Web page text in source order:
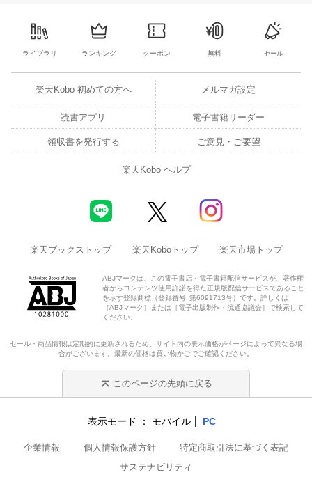
ライブラリ ランキング クーポン 無料 セール
楽天Kobo 初めての方へ メルマガ設定
読書アプリ 電子書籍リーダー
領収書を発行する ご意見・ご要望
楽天Kobo ヘルプ
楽天ブックストップ 楽天Koboトップ 楽天市場トップ
ABJマークは、この電子書店・電子書籍配信サービスが、著作権
者からコンテンツ使用許諾を得た正規版配信サービスであること
を示す登録商標（登録番号 第6091713号）です。詳しくは
［ABJマーク］または［電子出版制作・流通協議会］で検索して
ください。
セール・商品情報は定期的に更新されるため、サイト内の表示価格がページによって異なる場
合がございます。最新の価格は買い物かごでご確認ください。
このページの先頭に戻る
表示モード モバイル PC
企業情報 個人情報保護方針
特定商取引法に基づく表記
サステナビリティ